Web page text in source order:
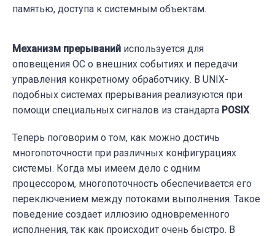
памятью, доступа к системным объектам.
Механизм прерываний используется для
оповещения ОС о внешних событиях и передачи
управления конкретному обработчику. В UNIX-
подобных системах прерывания реализуются при
помощи специальных сигналов из стандарта POSIX.
Теперь поговорим о том, как можно достичь
многопоточности при различных конфигурациях
системы. Когда мы имеем дело с одним
процессором, многопоточность обеспечивается его
переключением между потоками выполнения. Такое
поведение создает иллюзию одновременного
исполнения, так как происходит очень быстро. В